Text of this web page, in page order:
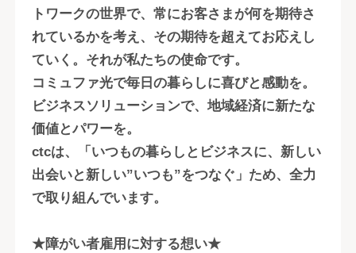
トワークの世界で、常にお客さまが何を期待さ
れているかを考え、その期待を超えてお応えし
ていく。それが私たちの使命です。
コミュファ光で毎日の暮らしに喜びと感動を。
ビジネスソリューションで、地域経済に新たな
価値とパワーを。
ctcは、「いつもの暮らしとビジネスに、新しい
出会いと新しい”いつも”をつなぐ」ため、全力
で取り組んでいます。
★障がい者雇用に対する想い★